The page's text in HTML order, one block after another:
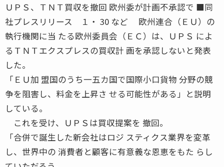
ＵＰＳ、ＴＮＴ買収を撤回 欧州委が計画不承認で ■同
社プレスリリース １・ 30 など 欧州連合（ＥＵ）の
執行機関に当 たる欧州委員会（ＥＣ）は、ＵＰＳ によ
るＴＮＴエクスプレスの買収計 画を承認しないと発表
した。
「ＥＵ加 盟国のうち一五カ国で国際小口貨物 分野の競
争を阻害し、料金を上昇さ せる可能性がある」と説明
している。
これを受け、ＵＰＳは買収提案を 撤回。
「合併で誕生した新会社はロジ スティクス業界を変革
し、世界中の 消費者と顧客に有意義な恩恵をもた らし